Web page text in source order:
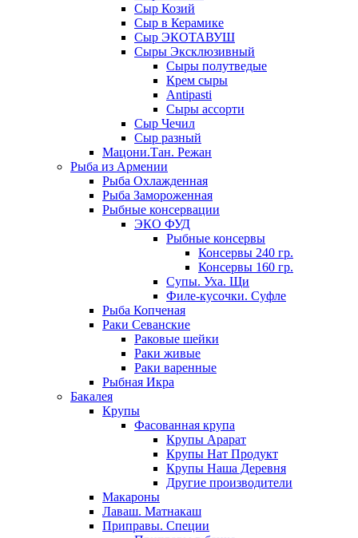
Сыр Козий
Сыр в Керамике
Сыр ЭКОТАВУШ
Сыры Эксклюзивный
Сыры полутведые
Крем сыры
Antipasti
Сыры ассорти
Сыр Чечил
Сыр разный
Мацони.Тан. Режан
Рыба из Армении
Рыба Охлажденная
Рыба Замороженная
Рыбные консервации
ЭКО ФУД
Рыбные консервы
Консервы 240 гр.
Консервы 160 гр.
Супы. Уха. Щи
Филе-кусочки. Суфле
Рыба Копченая
Раки Севанские
Раковые шейки
Раки живые
Раки варенные
Рыбная Икра
Бакалея
Крупы
Фасованная крупа
Крупы Арарат
Крупы Нат Продукт
Крупы Наша Деревня
Другие производители
Макароны
Лаваш. Матнакаш
Приправы. Специи